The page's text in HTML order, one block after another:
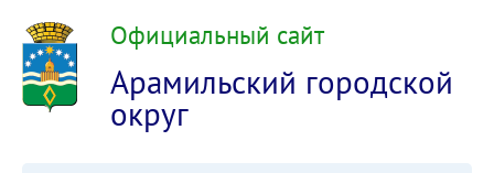
Официальный сайт
Арамильский городской
округ